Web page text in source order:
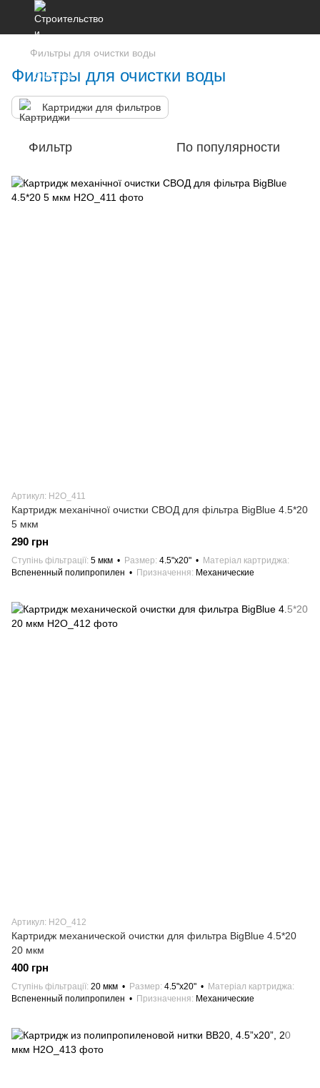
Фильтры для очистки воды
Фильтры для очистки воды
Картриджи для фильтров
Фильтр По популярности
Артикул: H2O_411
Картридж механічної очистки СВОД для фільтра BigBlue 4.5*20
5 мкм
290 грн
Ступінь фільтрації 5 мкм Размер 4.5"х20"
Матеріал картриджа
Вспененный полипропилен
Призначення Механические
Артикул: H2О_412
Картридж механической очистки для фильтра BigBlue 4.5*20
20 мкм
400 грн
Ступінь фільтрації 20 мкм Размер 4.5"х20"
Матеріал картриджа
Вспененный полипропилен
Призначення Механические